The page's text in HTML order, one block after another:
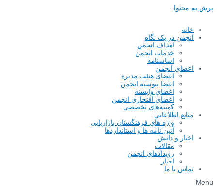
پرش به محتوا
خانه
انجمن در یک نگاه
اهداف انجمن
خدمات انجمن
اساسنامه
اعضای انجمن
اعضای هیئت مدیره
اعضا پیوسته انجمن
اعضای وابسته
اعضای افتخاری انجمن
کمیته‌های تخصصی
منابع اطلاعاتی
واژه های فرهنگستان بازاریابی
آئین نامه ها و استانداردها
اخبار و دانش
مقالات
رویدادهای انجمن
اخبار
تماس با ما
Menu